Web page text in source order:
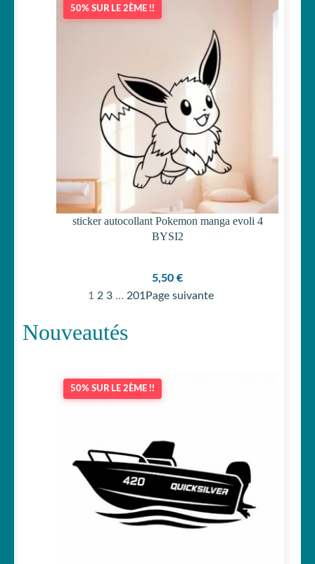
9,90 €.
50% SUR LE 2ÈME !!
sticker autocollant Pokemon manga evoli 4
BYSI2
5,50 €
1 2 3 … 201Page suivante
Nouveautés
50% SUR LE 2ÈME !!